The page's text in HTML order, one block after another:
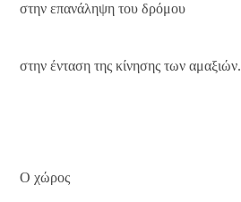
στην επανάληψη του δρόμου
στην ένταση της κίνησης των αμαξιών.
Ο χώρος